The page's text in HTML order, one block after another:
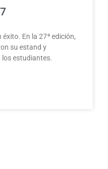
éxito. En la 27ª edición,
su estand y
estudiantes.